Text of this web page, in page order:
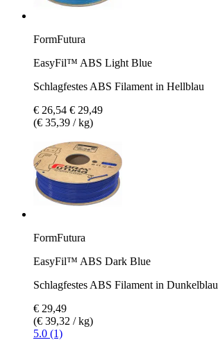
FormFutura
EasyFil™ ABS Light Blue
Schlagfestes ABS Filament in Hellblau
€ 26,54 € 29,49
(€ 35,39 / kg)
FormFutura
EasyFil™ ABS Dark Blue
Schlagfestes ABS Filament in Dunkelblau
€ 29,49
(€ 39,32 / kg)
5.0 (1)